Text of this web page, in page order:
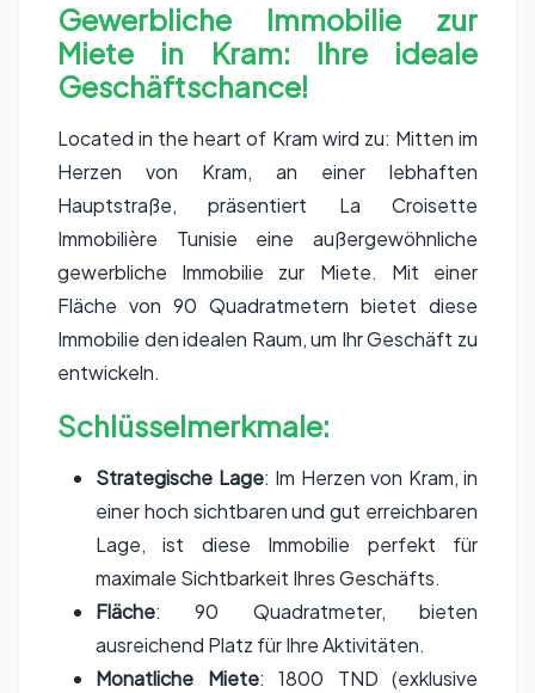
Gewerbliche Immobilie zur
Miete in Kram: Ihre ideale
Geschäftschance!
Located in the heart of Kram wird zu: Mitten im
Herzen von Kram, an einer lebhaften
Hauptstraße, präsentiert La Croisette
Immobilière Tunisie eine außergewöhnliche
gewerbliche Immobilie zur Miete. Mit einer
Fläche von 90 Quadratmetern bietet diese
Immobilie den idealen Raum, um Ihr Geschäft zu
entwickeln.
Schlüsselmerkmale:
Strategische Lage: Im Herzen von Kram, in
einer hoch sichtbaren und gut erreichbaren
Lage, ist diese Immobilie perfekt für
maximale Sichtbarkeit Ihres Geschäfts.
Fläche: 90 Quadratmeter, bieten
ausreichend Platz für Ihre Aktivitäten.
Monatliche Miete: 1800 TND (exklusive